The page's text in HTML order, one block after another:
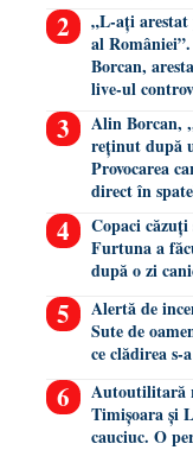
„L-ați
al
Borcan,
live-ul
Alin Borcan,
reținut după
Provocarea
direct în
Copaci
Furtuna a
după o zi
Alertă de
Sute de
ce clădirea
Autoutilitară
Timișoara și
cauciuc. O